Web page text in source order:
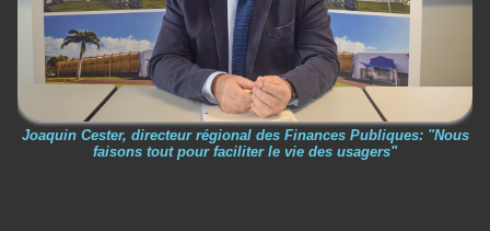
Joaquin Cester, directeur régional des Finances Publiques: "Nous
faisons tout pour faciliter le vie des usagers"